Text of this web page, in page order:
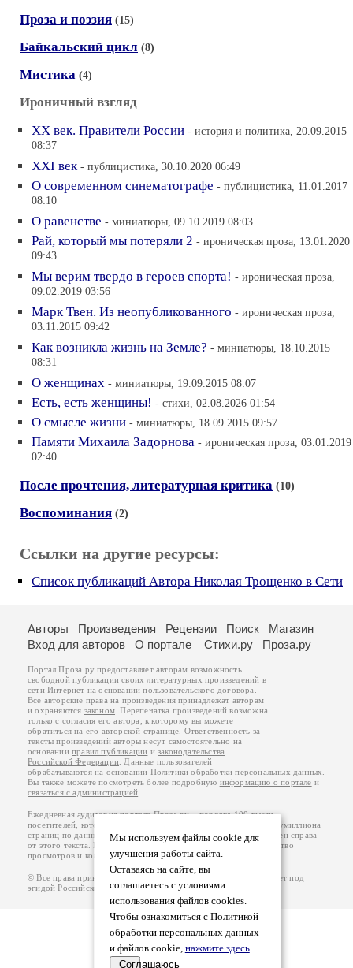
Проза и поэзия (15)
Байкальский цикл (8)
Мистика (4)
Ироничный взгляд
XX век. Правители России - история и политика, 20.09.2015
08:37
XXI век - публицистика, 30.10.2020 06:49
О современном синематографе - публицистика, 11.01.2017
08:10
О равенстве - миниатюры, 09.10.2019 08:03
Рай, который мы потеряли 2 - ироническая проза, 13.01.2020
09:43
Мы верим твердо в героев спорта! - ироническая проза,
09.02.2019 03:56
Марк Твен. Из неопубликованного - ироническая проза,
03.11.2015 09:42
Как возникла жизнь на Земле? - миниатюры, 18.10.2015
08:31
О женщинах - миниатюры, 19.09.2015 08:07
Есть, есть женщины! - стихи, 02.08.2026 01:54
О смысле жизни - миниатюры, 18.09.2015 09:57
Памяти Михаила Задорнова - ироническая проза, 03.01.2019
02:40
После прочтения, литературная критика (10)
Воспоминания (2)
Ссылки на другие ресурсы:
Список публикаций Автора Николая Трощенко в Сети
Мы используем файлы cookie для
улучшения работы сайта.
Оставаясь на сайте, вы
соглашаетесь с условиями
использования файлов cookies.
Чтобы ознакомиться с Политикой
обработки персональных данных
и файлов cookie, нажмите здесь.
Соглашаюсь
Авторы Произведения Рецензии Поиск
Магазин
Вход для авторов
О портале Стихи.ру Проза.ру
Портал Проза.ру предоставляет авторам возможность
свободной публикации своих литературных произведений в
сети Интернет на основаниипользовательского договора
Все авторские права на произведения принадлежат авторам
и охраняются законом . Перепечатка произведений возможна
только с согласия его автора, к которому вы можете
обратиться на его авторской странице. Ответственность за
тексты произведений авторы несут самостоятельно на
основанииправил публикации изаконодательства
Российской Федерации . Данные пользователей
обрабатываются на основании Политики обработки персональных данных
Вы также можете посмотреть более подробную информацию о портале и
связаться с администрацией
Ежедневная аудитория портала Проза.ру – порядка 100 тысяч
посетителей, которые в общей сумме просматривают более полумиллиона
страниц по данным счетчика посещаемости, который расположен справа
от этого текста. В каждой графе указано по две цифры: количество
просмотров и количество посетителей.
© Все права принадлежат авторам, 2000-2026. Портал работает под
эгидойРоссийского союза писателей.18+